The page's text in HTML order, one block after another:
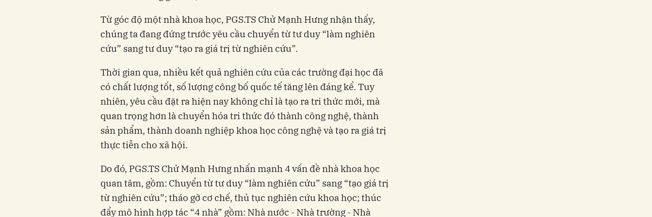
Từ góc độ một nhà khoa học, PGS.TS Chử Mạnh Hưng nhận thấy,
chúng ta đang đứng trước yêu cầu chuyển từ tư duy “làm nghiên
cứu” sang tư duy “tạo ra giá trị từ nghiên cứu”.
Thời gian qua, nhiều kết quả nghiên cứu của các trường đại học đã
có chất lượng tốt, số lượng công bố quốc tế tăng lên đáng kể. Tuy
nhiên, yêu cầu đặt ra hiện nay không chỉ là tạo ra tri thức mới, mà
quan trọng hơn là chuyển hóa tri thức đó thành công nghệ, thành
sản phẩm, thành doanh nghiệp khoa học công nghệ và tạo ra giá trị
thực tiễn cho xã hội.
Do đó, PGS.TS Chử Mạnh Hưng nhấn mạnh 4 vấn đề nhà khoa học
quan tâm, gồm: Chuyển từ tư duy “làm nghiên cứu” sang “tạo giá trị
từ nghiên cứu”; tháo gỡ cơ chế, thủ tục nghiên cứu khoa học; thúc
đẩy mô hình hợp tác “4 nhà” gồm: Nhà nước - Nhà trường - Nhà